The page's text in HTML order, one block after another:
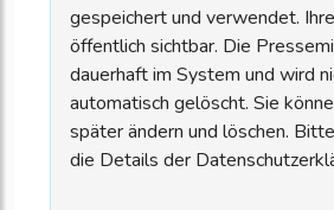
gespeichert und verwendet.
öffentlich sichtbar. Die
dauerhaft im System und wird
automatisch gelöscht. Sie
später ändern und löschen.
die Details der